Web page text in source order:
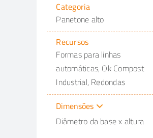
Categoria
Panetone alto
Recursos
Formas para linhas
automáticas, Ok Compost
Industrial, Redondas
Dimensões
Diâmetro da base x altura